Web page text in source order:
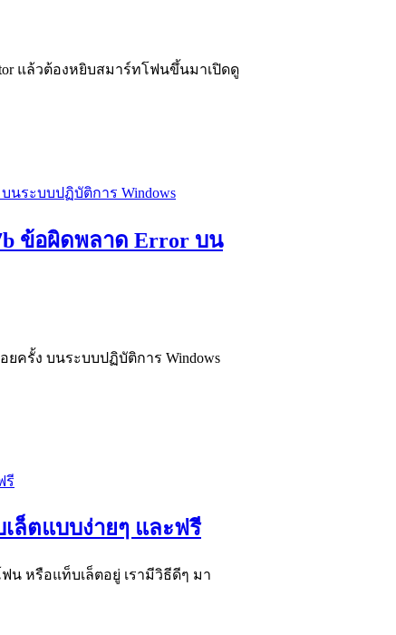
แล้วต้องหยิบสมาร์ทโฟนขึ้นมาเปิดดู
ข้อผิดพลาด Error บน
ยครั้ง บนระบบปฏิบัติการ Windows
ล็ตแบบง่ายๆ และฟรี
น หรือแท็บเล็ตอยู่ เรามีวิธีดีๆ มา